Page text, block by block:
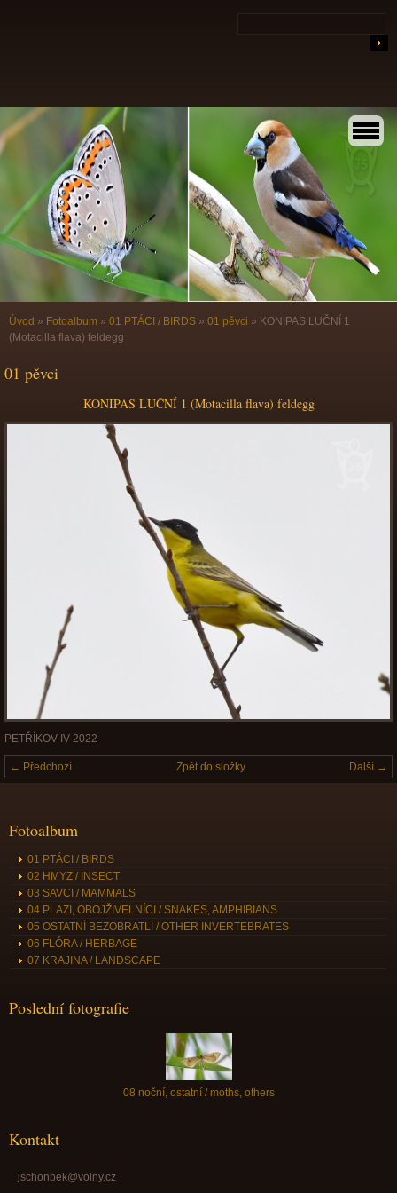
Úvod » Fotoalbum » 01 PTÁCI / BIRDS » 01 pěvci » KONIPAS LUČNÍ 1
(Motacilla flava) feldegg
01 pěvci
KONIPAS LUČNÍ 1 (Motacilla flava) feldegg
PETŘÍKOV IV-2022
← Předchozí Další →
Zpět do složky
Fotoalbum
01 PTÁCI / BIRDS
02 HMYZ / INSECT
03 SAVCI / MAMMALS
04 PLAZI, OBOJŽIVELNÍCI / SNAKES, AMPHIBIANS
05 OSTATNÍ BEZOBRATLÍ / OTHER INVERTEBRATES
06 FLÓRA / HERBAGE
07 KRAJINA / LANDSCAPE
Poslední fotografie
08 noční, ostatní / moths, others
Kontakt
jschonbek@volny.cz